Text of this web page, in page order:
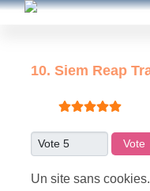
10. Siem Reap
Vote utilisateur:
Veuillez voter
Un site sans